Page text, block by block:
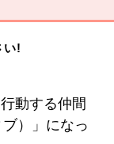
い!
動する仲間
）」になっ